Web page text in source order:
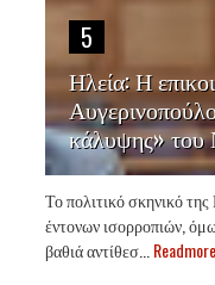
5
Ηλεία: Η
κάλυψης» του
Το πολιτικό σκηνικό
έντονων ισορροπιών,
βαθιά αντίθεσ...Readmore